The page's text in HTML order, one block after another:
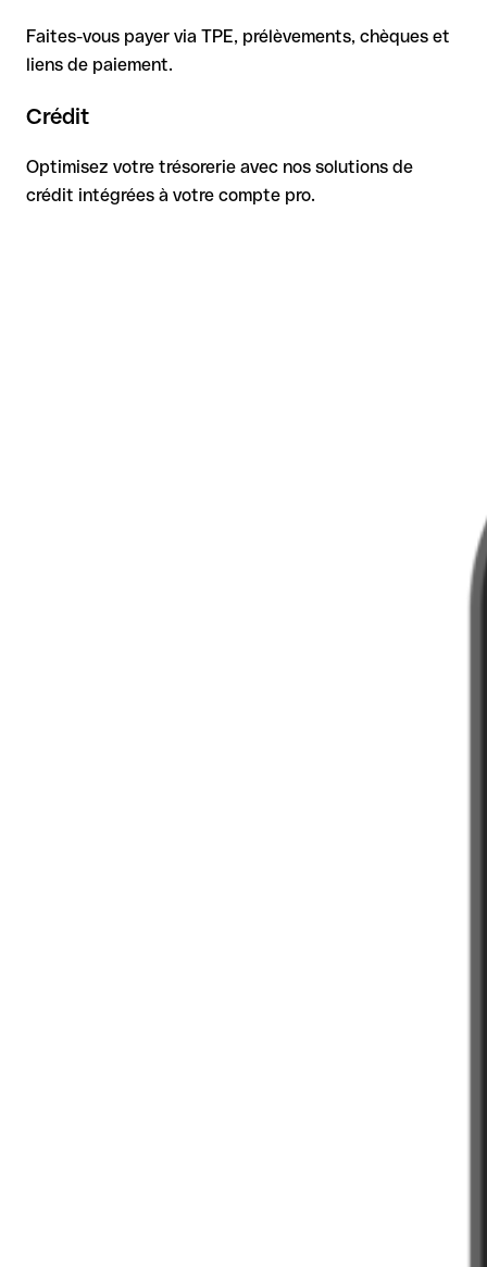
Faites-vous payer via TPE, prélèvements, chèques et
liens de paiement.
Crédit
Optimisez votre trésorerie avec nos solutions de
crédit intégrées à votre compte pro.